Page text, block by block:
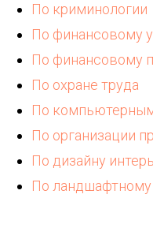
По криминологии
По финансовому
По финансовому
По охране труда
По
По организации
По дизайну
По ландшафтному